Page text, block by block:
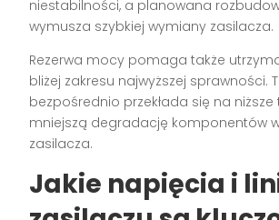
niestabilności, a planowana
wymusza szybkiej wymiany zasilacza.
Rezerwa mocy pomaga także
bliżej zakresu najwyższej sprawności.
bezpośrednio przekłada się na
mniejszą degradację komponentów
zasilacza.
Jakie napięcia i